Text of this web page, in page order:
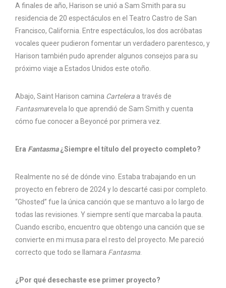
A finales de año, Harison se unió a Sam Smith para su
residencia de 20 espectáculos en el Teatro Castro de San
Francisco, California. Entre espectáculos, los dos acróbatas
vocales queer pudieron fomentar un verdadero parentesco, y
Harison también pudo aprender algunos consejos para su
próximo viaje a Estados Unidos este otoño.
Abajo, Saint Harison camina Cartelera a través de
Fantasmarevela lo que aprendió de Sam Smith y cuenta
cómo fue conocer a Beyoncé por primera vez.
Era Fantasma¿Siempre el título del proyecto completo?
Realmente no sé de dónde vino. Estaba trabajando en un
proyecto en febrero de 2024 y lo descarté casi por completo.
“Ghosted” fue la única canción que se mantuvo a lo largo de
todas las revisiones. Y siempre sentí que marcaba la pauta.
Cuando escribo, encuentro que obtengo una canción que se
convierte en mi musa para el resto del proyecto. Me pareció
correcto que todo se llamara Fantasma
¿Por qué desechaste ese primer proyecto?